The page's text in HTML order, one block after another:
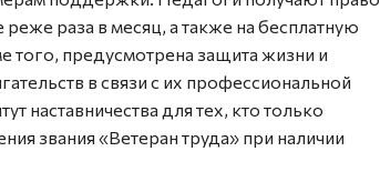
раза в месяц, а также на бесплатную
предусмотрена защита жизни и
в связи с их профессиональной
наставничества для тех, кто только
звания «Ветеран труда» при наличии